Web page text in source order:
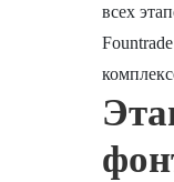
всех